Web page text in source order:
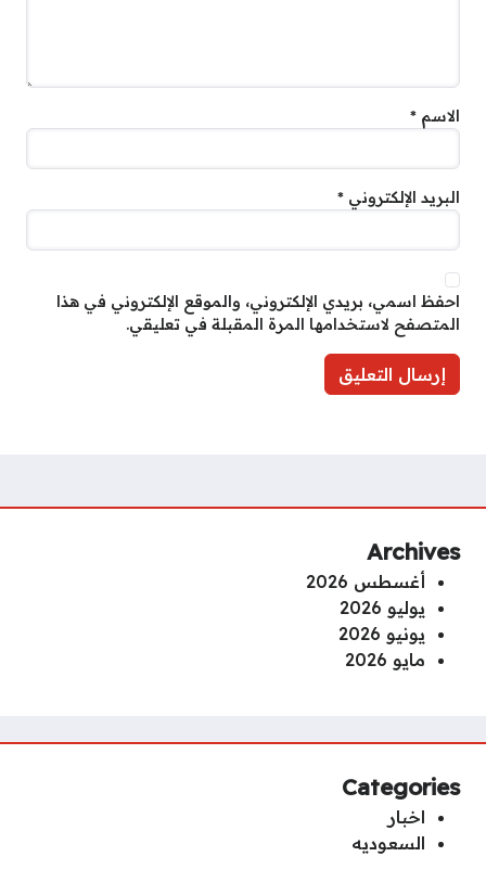
الاسم *
البريد الإلكتروني *
احفظ اسمي، بريدي الإلكتروني، والموقع الإلكتروني في هذا
المتصفح لاستخدامها المرة المقبلة في تعليقي.
Archives
أغسطس 2026
يوليو 2026
يونيو 2026
مايو 2026
Categories
اخبار
السعوديه